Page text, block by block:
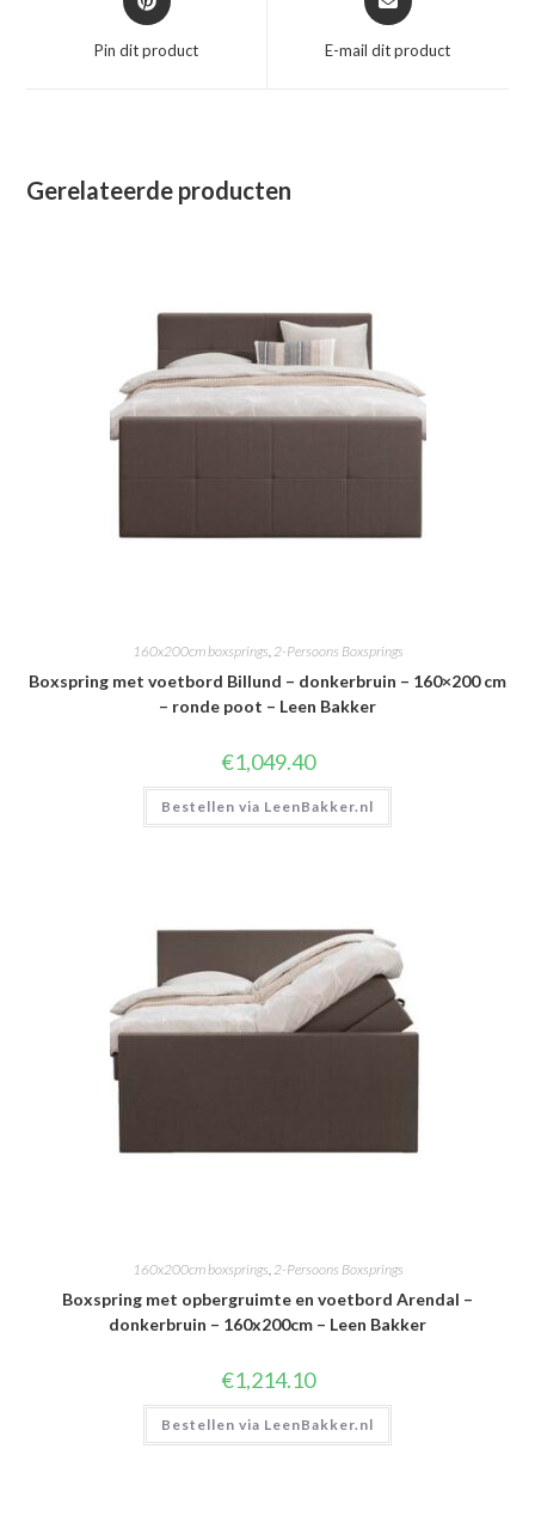
in
nieuw
Pin dit product
in
nieuw
E-mail dit product
Gerelateerde producten
160x200cm boxsprings,2-Persoons Boxsprings
Boxspring met voetbord Billund – donkerbruin – 160×200 cm
– ronde poot – Leen Bakker
€1,049.40
Bestellen via LeenBakker.nl
160x200cm boxsprings 2-Persoons Boxsprings
Boxspring met opbergruimte en voetbord Arendal –
donkerbruin – 160x200cm – Leen Bakker
€1,214.10
Bestellen via LeenBakker.nl